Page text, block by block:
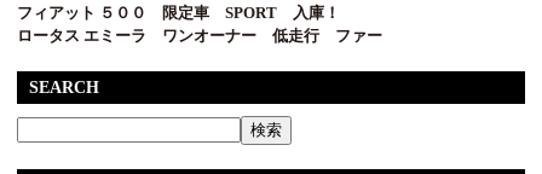
フィアット ５００ 限定車 SPORT 入庫！
ロータス エミーラ ワンオーナー 低走行 ファー
SEARCH